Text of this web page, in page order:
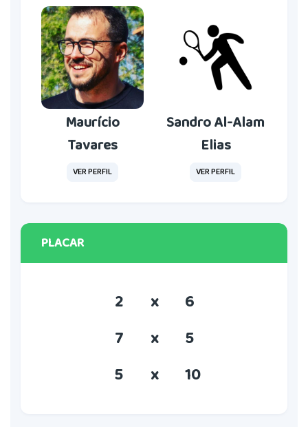
Maurício
Tavares
VER PERFIL
Sandro Al-Alam
Elias
VER PERFIL
PLACAR
2 x
6
7
x
5
5
x 10